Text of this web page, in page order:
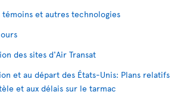
et autres technologies
des sites d'Air Transat
et au départ des États-Unis: Plans relatifs
et aux délais sur le tarmac